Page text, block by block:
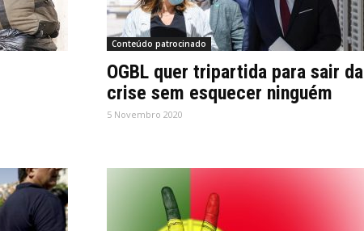
Conteúdo patrocinado
OGBL quer tripartida para sair da
crise sem esquecer ninguém
5 Novembro 2020